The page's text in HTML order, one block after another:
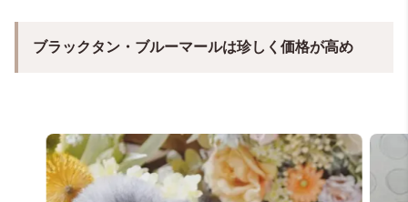
ブラックタン・ブルーマールは珍しく価格が高め